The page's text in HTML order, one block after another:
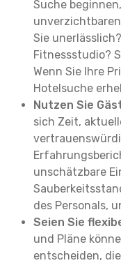
Suche
Sie
Fitnessstudio?
Wenn Sie Ihre
Hotelsuche
Nutzen Sie
sich Zeit,
unschätzbare
des Personals,
Seien Sie
und Pläne
entscheiden,